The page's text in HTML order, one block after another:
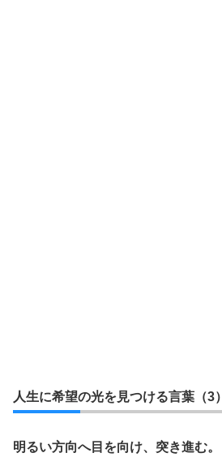
人生に希望の光を見つける言葉（3）
明るい方向へ目を向け、突き進む。